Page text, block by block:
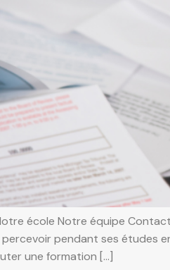
école Notre équipe
pendant ses études
une formation […]